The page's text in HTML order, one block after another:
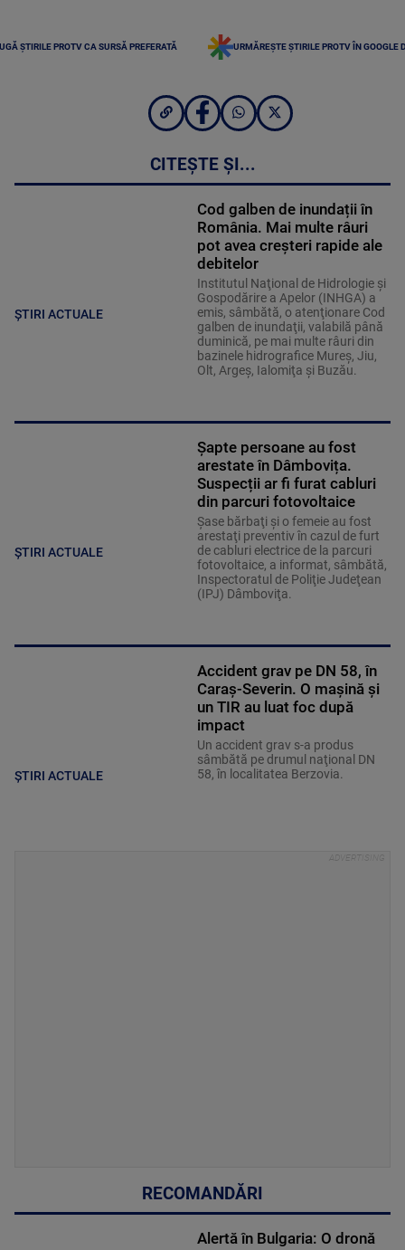
ȘTIRILE PROTV CA SURSĂ PREFERATĂ URMĂREȘTE ȘTIRILE PROTV ÎN GOOGLE
CITEȘTE ȘI...
ȘTIRI ACTUALE
Cod galben de inundații în
România. Mai multe râuri
pot avea creșteri rapide ale
debitelor
Institutul Naţional de Hidrologie şi
Gospodărire a Apelor (INHGA) a
emis, sâmbătă, o atenţionare Cod
galben de inundaţii, valabilă până
duminică, pe mai multe râuri din
bazinele hidrografice Mureş, Jiu,
Olt, Argeş, Ialomiţa şi Buzău.
ȘTIRI ACTUALE
Șapte persoane au fost
arestate în Dâmbovița.
Suspecții ar fi furat cabluri
din parcuri fotovoltaice
Şase bărbaţi şi o femeie au fost
arestaţi preventiv în cazul de furt
de cabluri electrice de la parcuri
fotovoltaice, a informat, sâmbătă,
Inspectoratul de Poliţie Judeţean
(IPJ) Dâmboviţa.
ȘTIRI ACTUALE
Accident grav pe DN 58, în
Caraș-Severin. O mașină și
un TIR au luat foc după
impact
Un accident grav s-a produs
sâmbătă pe drumul naţional DN
58, în localitatea Berzovia.
RECOMANDĂRI
Alertă în Bulgaria: O dronă